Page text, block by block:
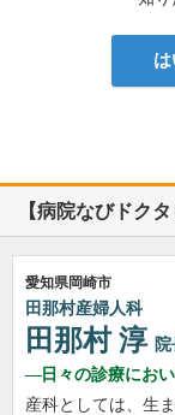
は
【病院なびドク
愛知県岡崎市
田那村産婦人科
田那村 淳
日々の診療におい
産科としては、生